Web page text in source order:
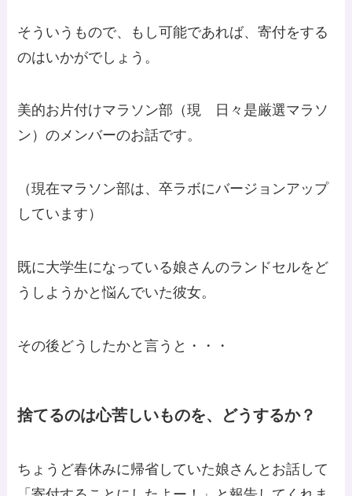
そういうもので、もし可能であれば、寄付をする
のはいかがでしょう。
美的お片付けマラソン部（現 日々是厳選マラソ
ン）のメンバーのお話です。
（現在マラソン部は、卒ラボにバージョンアップ
しています）
既に大学生になっている娘さんのランドセルをど
うしようかと悩んでいた彼女。
その後どうしたかと言うと・・・
捨てるのは心苦しいものを、どうするか？
ちょうど春休みに帰省していた娘さんとお話して